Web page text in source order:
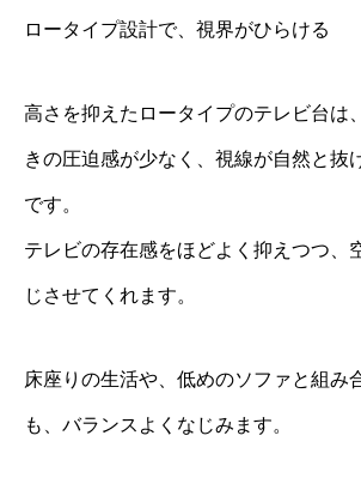
ロータイプ設計で、視界がひらける
高さを抑えたロータイプのテレビ台は
きの圧迫感が少なく、視線が自然と抜
です。
テレビの存在感をほどよく抑えつつ、
じさせてくれます。
床座りの生活や、低めのソファと組み
も、バランスよくなじみます。